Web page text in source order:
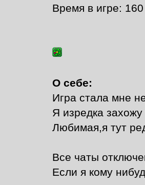
Время в игре:
О себе:
Игра стала мне
Я изредка
Любимая,я тут
Все чаты
Если я кому